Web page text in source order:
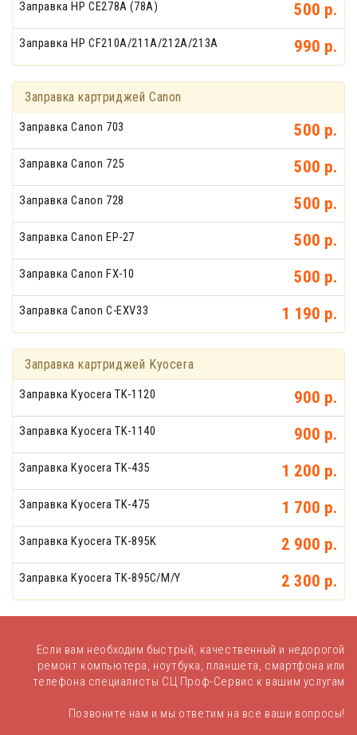
Заправка HP CE278A (78A) 500 р.
Заправка HP CF210A/211A/212A/213A 990 р.
Заправка картриджей Canon
Заправка Canon 703 500 р.
Заправка Canon 725 500 р.
Заправка Canon 728 500 р.
Заправка Canon EP-27 500 р.
Заправка Canon FX-10 500 р.
Заправка Canon C-EXV33 1 190 р.
Заправка картриджей Kyocera
Заправка Kyocera TK-1120 900 р.
Заправка Kyocera TK-1140 900 р.
Заправка Kyocera TK-435 1 200 р.
Заправка Kyocera TK-475 1 700 р.
Заправка Kyocera TK-895K 2 900 р.
Заправка Kyocera TK-895C/M/Y 2 300 р.
Если вам необходим быстрый, качественный и недорогой
ремонт компьютера, ноутбука, планшета, смартфона или
телефона специалисты СЦ Проф-Сервис к вашим услугам
Позвоните нам и мы ответим на все ваши вопросы!